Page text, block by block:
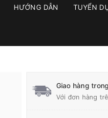
HƯỚNG DẪN TUYỂN
Giao hàng
Với đơn hàng